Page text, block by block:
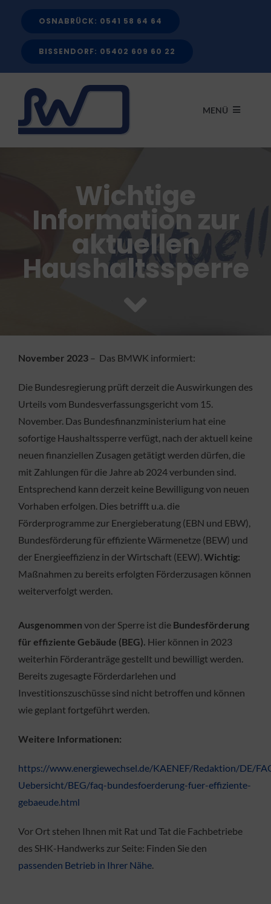
OSNABRÜCK: 0541 58 64 64
BISSENDORF: 05402 609 60 22
MENÜ
LEISTUNGEN
FÖRDERMITTEL
FACHBETRIEB
Jobs
KONTAKT
Wichtige
Information zur
aktuellen
Haushaltssperre
November 2023– Das BMWK informiert:
Die Bundesregierung prüft derzeit die Auswirkungen des
Urteils vom Bundesverfassungsgericht vom 15.
November. Das Bundesfinanzministerium hat eine
sofortige Haushaltssperre verfügt, nach der aktuell keine
neuen finanziellen Zusagen getätigt werden dürfen, die
mit Zahlungen für die Jahre ab 2024 verbunden sind.
Entsprechend kann derzeit keine Bewilligung von neuen
Vorhaben erfolgen. Dies betrifft u.a. die
Förderprogramme zur Energieberatung (EBN und EBW),
Bundesförderung für effiziente Wärmenetze (BEW) und
der Energieeffizienz in der Wirtschaft (EEW).Wichtig:
Maßnahmen zu bereits erfolgten Förderzusagen können
weiterverfolgt werden.
Ausgenommen von der Sperre ist die Bundesförderung
für effiziente Gebäude (BEG). Hier können in 2023
weiterhin Förderanträge gestellt und bewilligt werden.
Bereits zugesagte Förderdarlehen und
Investitionszuschüsse sind nicht betroffen und können
wie geplant fortgeführt werden.
Weitere Informationen:
https://www.energiewechsel.de/KAENEF/Redaktion/DE/
Uebersicht/BEG/faq-bundesfoerderung-fuer-effiziente-
gebaeude.html
Vor Ort stehen Ihnen mit Rat und Tat die Fachbetriebe
des SHK-Handwerks zur Seite: Finden Sie den
passenden Betrieb in Ihrer Nähe.